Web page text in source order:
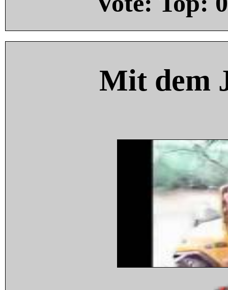
Mit dem